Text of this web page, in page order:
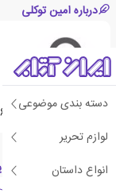
دسته بندی موضوعی
لوازم تحریر
انواع داستان
درباره امین توکلی
امین توکلی متولد سال 1367، نویسنده و مترجم ایرانی است.
دسته بندی های کتاب